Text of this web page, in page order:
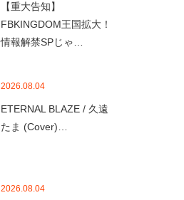
【重大告知】
FBKINGDOM王国拡大！
情報解禁SPじゃ…
2026.08.04
ETERNAL BLAZE / 久遠
たま (Cover)…
2026.08.04